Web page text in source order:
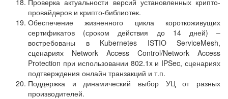
провайдеров и крипто-библиотек.
Обеспечение жизненного цикла короткоживущих
сертификатов (сроком действия до 14 дней) –
востребованы в Kubernetes ISTIO ServiceMesh,
сценариях Network Access Control/Network Access
Protection при использовании 802.1x и IPSec, сценариях
подтверждения онлайн транзакций и т.п.
Поддержка и динамический выбор УЦ от разных
производителей.